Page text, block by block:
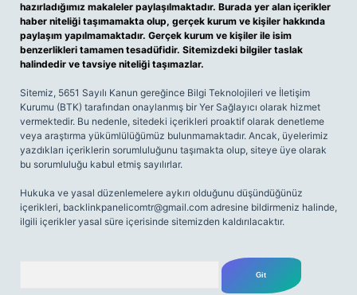
hazırladığımız makaleler paylaşılmaktadır. Burada yer alan içerikler
haber niteliği taşımamakta olup, gerçek kurum ve kişiler hakkında
paylaşım yapılmamaktadır. Gerçek kurum ve kişiler ile isim
benzerlikleri tamamen tesadüfidir. Sitemizdeki bilgiler taslak
halindedir ve tavsiye niteliği taşımazlar.
Sitemiz, 5651 Sayılı Kanun gereğince Bilgi Teknolojileri ve İletişim
Kurumu (BTK) tarafından onaylanmış bir Yer Sağlayıcı olarak hizmet
vermektedir. Bu nedenle, sitedeki içerikleri proaktif olarak denetleme
veya araştırma yükümlülüğümüz bulunmamaktadır. Ancak, üyelerimiz
yazdıkları içeriklerin sorumluluğunu taşımakta olup, siteye üye olarak
bu sorumluluğu kabul etmiş sayılırlar.
Hukuka ve yasal düzenlemelere aykırı olduğunu düşündüğünüz
içerikleri, backlinkpanelicomtr@gmail.com adresine bildirmeniz halinde,
ilgili içerikler yasal süre içerisinde sitemizden kaldırılacaktır.